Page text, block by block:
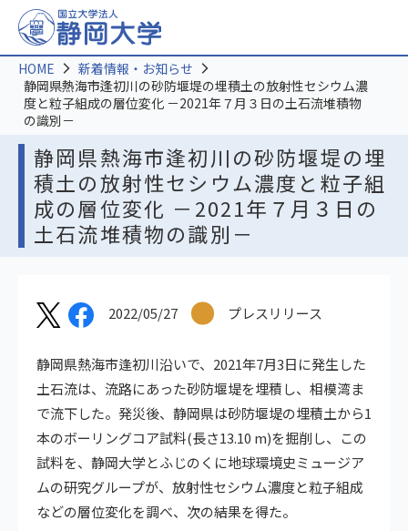
静岡県熱海市逢初川の砂防堰堤の埋
積土の放射性セシウム濃度と粒子組
成の層位変化 －2021年７月３日の
土石流堆積物の識別－
HOME
新着情報・お知らせ
静岡県熱海市逢初川の砂防堰堤の埋積土の放射性セシウム濃
度と粒子組成の層位変化 －2021年７月３日の土石流堆積物
の識別－
2022/05/27 プレスリリース
静岡県熱海市逢初川沿いで、2021年7月3日に発生した
土石流は、流路にあった砂防堰堤を埋積し、相模湾ま
で流下した。発災後、静岡県は砂防堰堤の埋積土から1
本のボーリングコア試料(長さ13.10 m)を掘削し、この
試料を、静岡大学とふじのくに地球環境史ミュージア
ムの研究グループが、放射性セシウム濃度と粒子組成
などの層位変化を調べ、次の結果を得た。